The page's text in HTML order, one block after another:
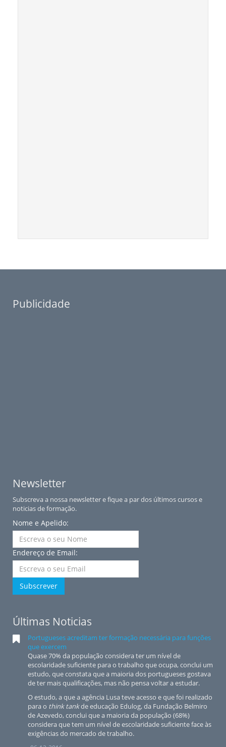
Publicidade
Newsletter
Subscreva a nossa newsletter e fique a par dos últimos cursos e
noticias de formação.
Nome e Apelido:
Endereço de Email:
Subscrever
Últimas Noticias
Portugueses acreditam ter formação necessária para funções
que exercem
Quase 70% da população considera ter um nível de
escolaridade suficiente para o trabalho que ocupa, conclui um
estudo, que constata que a maioria dos portugueses gostava
de ter mais qualificações, mas não pensa voltar a estudar.
O estudo, a que a agência Lusa teve acesso e que foi realizado
para o think tankde educação Edulog, da Fundação Belmiro
de Azevedo, conclui que a maioria da população (68%)
considera que tem um nível de escolaridade suficiente face às
exigências do mercado de trabalho.